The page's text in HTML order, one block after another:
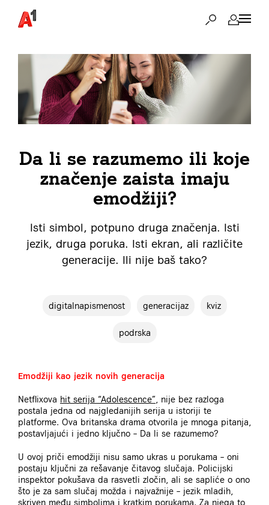
Da li se razumemo ili koje
značenje zaista imaju
emodžiji?
Isti simbol, potpuno druga značenja. Isti
jezik, druga poruka. Isti ekran, ali različite
generacije. Ili nije baš tako?
digitalnapismenost generacijaz kviz
podrska
Emodžiji kao jezik novih generacija
Netflixova hit serija “Adolescence”, nije bez razloga
postala jedna od najgledanijih serija u istoriji te
platforme. Ova britanska drama otvorila je mnoga pitanja,
postavljajući i jedno ključno – Da li se razumemo?
U ovoj priči emodžiji nisu samo ukras u porukama – oni
postaju ključni za rešavanje čitavog slučaja. Policijski
inspektor pokušava da rasvetli zločin, ali se sapliće o ono
što je za sam slučaj možda i najvažnije – jezik mladih,
skriven među simbolima i kratkim porukama. Za njega to